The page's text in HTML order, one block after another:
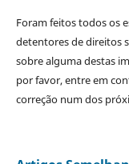
Foram feitos todos os
detentores de direitos
sobre alguma destas
por favor, entre em
correção num dos